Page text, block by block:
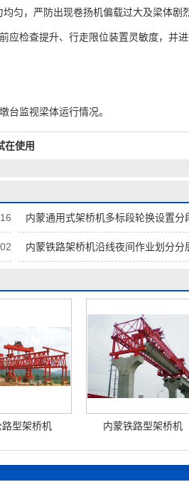
匀，严防出现卷扬机偏载过大及梁体剧
检查提升、行走限位装置灵敏度，并进
监视梁体运行情况。
在使用
内蒙通用式架桥机多标段轮换设置分
内蒙铁路架桥机沿线夜间作业划分分
路型架桥机 内蒙铁路型架桥机